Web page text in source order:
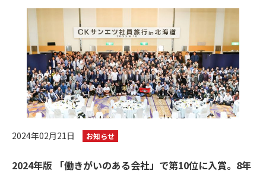
2024年02月21日 お知らせ
2024年版 「働きがいのある会社」で第10位に入賞。8年